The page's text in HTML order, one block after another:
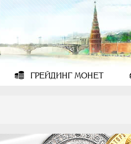
ГРЕЙДИНГМОНЕТ